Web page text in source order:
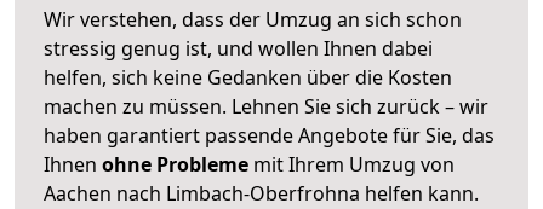
Wir verstehen, dass der Umzug an sich schon
stressig genug ist, und wollen Ihnen dabei
helfen, sich keine Gedanken über die Kosten
machen zu müssen. Lehnen Sie sich zurück – wir
haben garantiert passende Angebote für Sie, das
Ihnen ohne Probleme mit Ihrem Umzug von
Aachen nach Limbach-Oberfrohna helfen kann.